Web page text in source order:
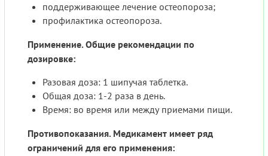
поддерживающее лечение остеопороза;
профилактика остеопороза.
Применение. Общие рекомендации по
дозировке:
Разовая доза: 1 шипучая таблетка.
Общая доза: 1-2 раза в день.
Время: во время или между приемами пищи.
Противопоказания. Медикамент имеет ряд
ограничений для его применения: